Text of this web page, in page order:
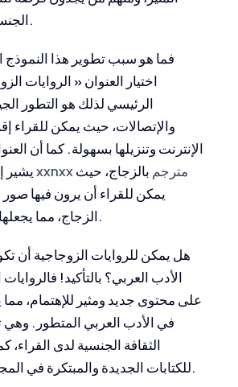
الجنسية وكيفية تنميتها.
فما هو سبب تطوير هذا النموذج
اختيار العنوان « الروايات
الرئيسي لذلك هو التطور
والإتصالات، حيث يمكن للقراء
الإنترنت وتنزيلها بسهولة. كما أن
xxnxx مترجم بالزجاج، حيث
يمكن للقراء أن يرون فيها
الزجاج، مما يجعلها أكثر جمالاً وجذباً.
هل يمكن للروايات الزوجاجية أن
الأدب العربي؟ بالتأكيد!
على محتوى جديد ومثير للإهتمام، مما
في الأدب العربي المتطور. وهي
الثقافة الجنسية لدى القراء،
للكتابات الجديدة والمبتكرة في المجال الأدبي العربي.